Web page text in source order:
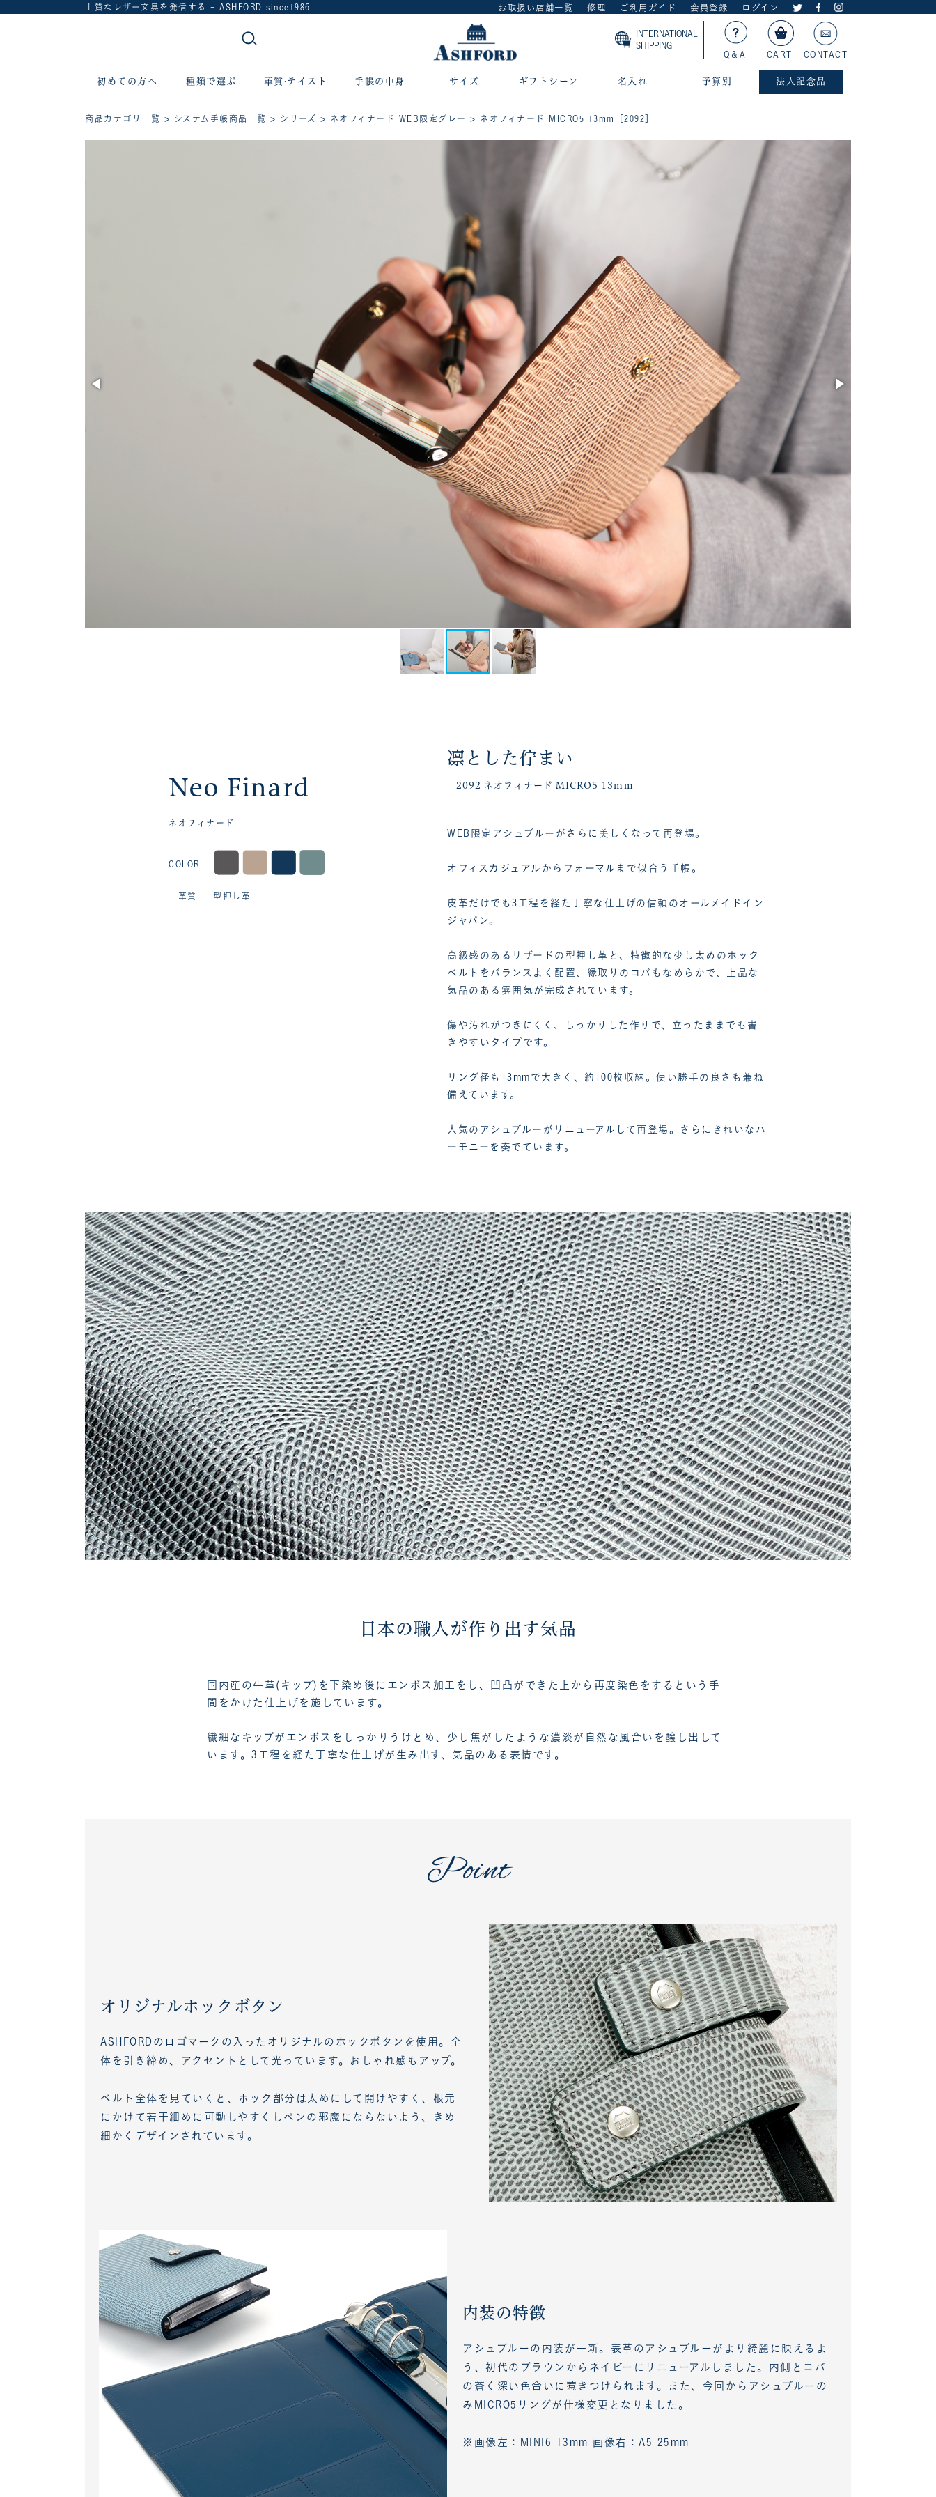
上質なレザー文具を発信する - ASHFORD since1986 お取扱い店舗一覧 修理 ご利用ガイド 会員登録 ログイン
INTERNATIONAL
SHIPPING
Q＆A
CART CONTACT
初めての方へ 種類で選ぶ 革質·テイスト 手帳の中身 サイズ ギフトシーン 名入れ 予算別 法人記念品
商品カテゴリ一覧 > システム手帳商品一覧 > シリーズ > ネオフィナード WEB限定グレー > ネオフィナード MICRO5 13mm［2092］
Neo Finard
ネオフィナード
COLOR
革質: 型押し革
凛とした佇まい
2092 ネオフィナード MICRO5 13mm
WEB限定アシュブルーがさらに美しくなって再登場。
オフィスカジュアルからフォーマルまで似合う手帳。
皮革だけでも3工程を経た丁寧な仕上げの信頼のオールメイドイン
ジャパン。
高級感のあるリザードの型押し革と、特徴的な少し太めのホック
ベルトをバランスよく配置、縁取りのコバもなめらかで、上品な
気品のある雰囲気が完成されています。
傷や汚れがつきにくく、しっかりした作りで、立ったままでも書
きやすいタイプです。
リング径も13mmで大きく、約100枚収納。使い勝手の良さも兼ね
備えています。
人気のアシュブルーがリニューアルして再登場。さらにきれいなハ
ーモニーを奏でています。
日本の職人が作り出す気品
国内産の牛革(キップ)を下染め後にエンボス加工をし、凹凸ができた上から再度染色をするという手
間をかけた仕上げを施しています。
繊細なキップがエンボスをしっかりうけとめ、少し焦がしたような濃淡が自然な風合いを醸し出して
います。3工程を経た丁寧な仕上げが生み出す、気品のある表情です。
Point
オリジナルホックボタン
ASHFORDのロゴマークの入ったオリジナルのホックボタンを使用。全
体を引き締め、アクセントとして光っています。おしゃれ感もアップ。
ベルト全体を見ていくと、ホック部分は太めにして開けやすく、根元
にかけて若干細めに可動しやすくしペンの邪魔にならないよう、きめ
細かくデザインされています。
内装の特徴
アシュブルーの内装が一新。表革のアシュブルーがより綺麗に映えるよ
う、初代のブラウンからネイビーにリニューアルしました。内側とコバ
の蒼く深い色合いに惹きつけられます。また、今回からアシュブルーの
みMICRO5リングが仕様変更となりました。
※画像左：MINI6 13mm 画像右：A5 25mm